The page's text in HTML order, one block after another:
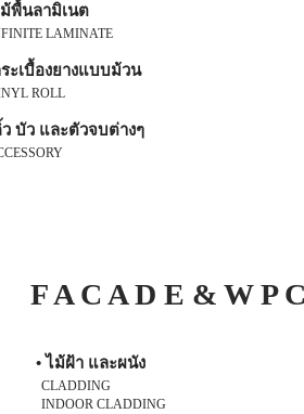
ม้พื้นลามิเนต
LAMINATE
ระเบื้องยางแบบม้วน
ROLL
ว บัว และตัวจบต่างๆ
F A C A D E & W P
• ไม้ฝ้า และผนัง
CLADDING
INDOOR CLADDING